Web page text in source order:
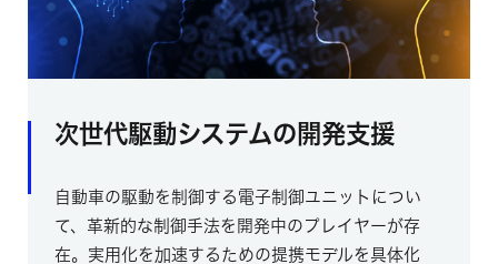
次世代駆動システムの開発支援
自動車の駆動を制御する電子制御ユニットについ
て、革新的な制御手法を開発中のプレイヤーが存
在。実用化を加速するための提携モデルを具体化